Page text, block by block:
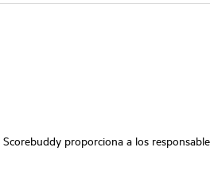
Scorebuddy proporciona a los